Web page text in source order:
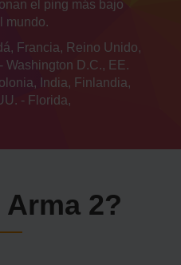
el ping más bajo
mundo.
Francia, Reino Unido,
Washington D.C., EE.
India, Finlandia,
- Florida,
Arma 2?